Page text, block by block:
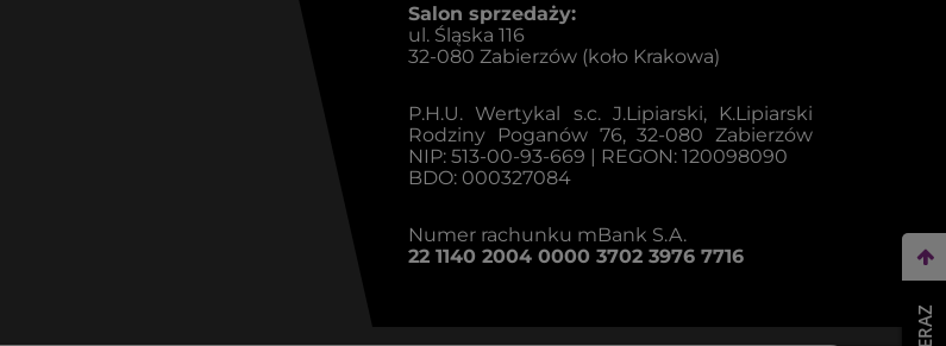
Salon sprzedaży:
ul. Śląska 116
32-080 Zabierzów (koło Krakowa)
P.H.U. Wertykal s.c. J.Lipiarski, K.Lipiarski
Rodziny Poganów 76, 32-080 Zabierzów
NIP: 513-00-93-669 | REGON: 120098090
BDO: 000327084
Numer rachunku mBank S.A.
22 1140 2004 0000 3702 3976 7716